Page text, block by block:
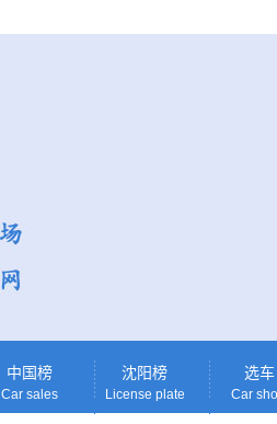
中国榜
Car sales
沈阳榜
License plate
选车
Car